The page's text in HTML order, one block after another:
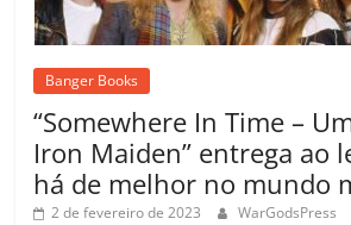
Banger Books
“Somewhere In Time –
Iron Maiden” entrega ao
há de melhor no mundo
2 de fevereiro de 2023 WarGodsPress